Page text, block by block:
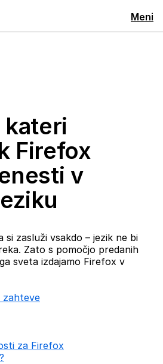
Meni
Firefox
v
zasluži vsakdo – jezik ne bi
Zato s pomočjo predanih
sveta izdajamo Firefox v
zahteve
za Firefox